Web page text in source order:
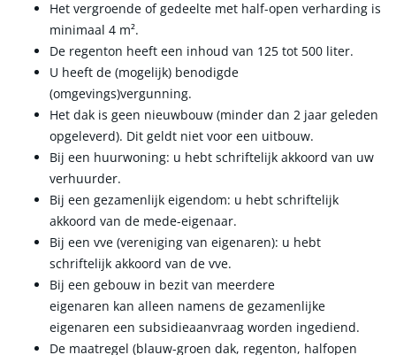
Het vergroende of gedeelte met half-open verharding is
minimaal 4 m².
De regenton heeft een inhoud van 125 tot 500 liter.
U heeft de (mogelijk) benodigde
(omgevings)vergunning.
Het dak is geen nieuwbouw (minder dan 2 jaar geleden
opgeleverd). Dit geldt niet voor een uitbouw.
Bij een huurwoning: u hebt schriftelijk akkoord van uw
verhuurder.
Bij een gezamenlijk eigendom: u hebt schriftelijk
akkoord van de mede-eigenaar.
Bij een vve (vereniging van eigenaren): u hebt
schriftelijk akkoord van de vve.
Bij een gebouw in bezit van meerdere
eigenaren kan alleen namens de gezamenlijke
eigenaren een subsidieaanvraag worden ingediend.
De maatregel (blauw-groen dak, regenton, halfopen